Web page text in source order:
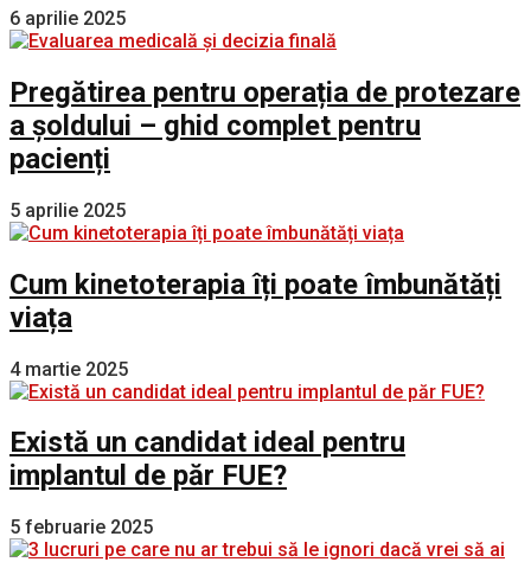
6 aprilie 2025
Pregătirea pentru operația de protezare
a șoldului – ghid complet pentru
pacienți
5 aprilie 2025
Cum kinetoterapia îți poate îmbunătăți
viața
4 martie 2025
Există un candidat ideal pentru
implantul de păr FUE?
5 februarie 2025